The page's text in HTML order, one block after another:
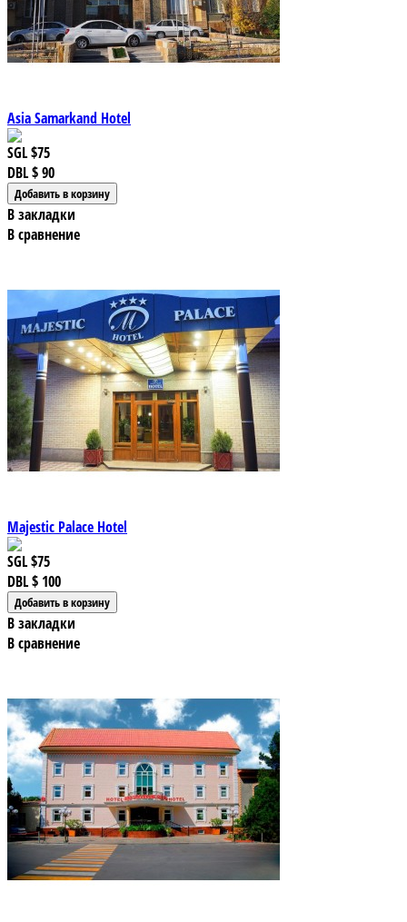
Asia Samarkand Hotel
SGL$75
DBL$ 90
В закладки
В сравнение
Majestic Palace Hotel
SGL$75
DBL$ 100
В закладки
В сравнение